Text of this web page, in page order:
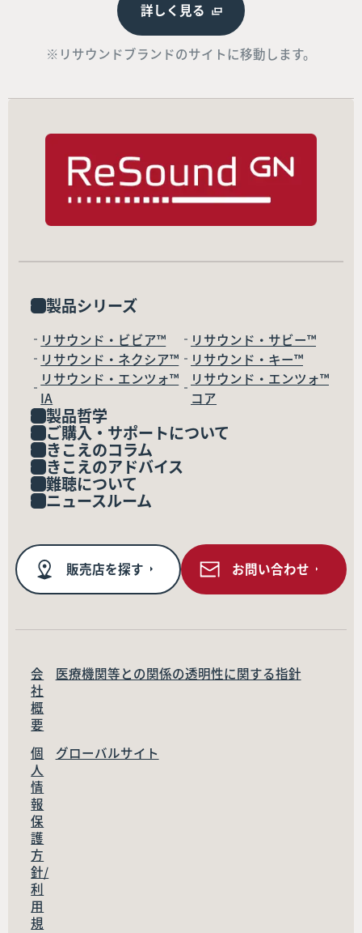
詳しく見る
※リサウンドブランドのサイトに移動します。
製品シリーズ
リサウンド・ビビア™
リサウンド・サビー™
リサウンド・ネクシア™
リサウンド・キー™
リサウンド・エンツォ™
IA
リサウンド・エンツォ™
コア
製品哲学
ご購入・サポートについて
きこえのコラム
きこえのアドバイス
難聴について
ニュースルーム
販売店を探す お問い合わせ
会
社
概
要
医療機関等との関係の透明性に関する指針
個
人
情
報
保
護
方
針/
利
用
規
グローバルサイト